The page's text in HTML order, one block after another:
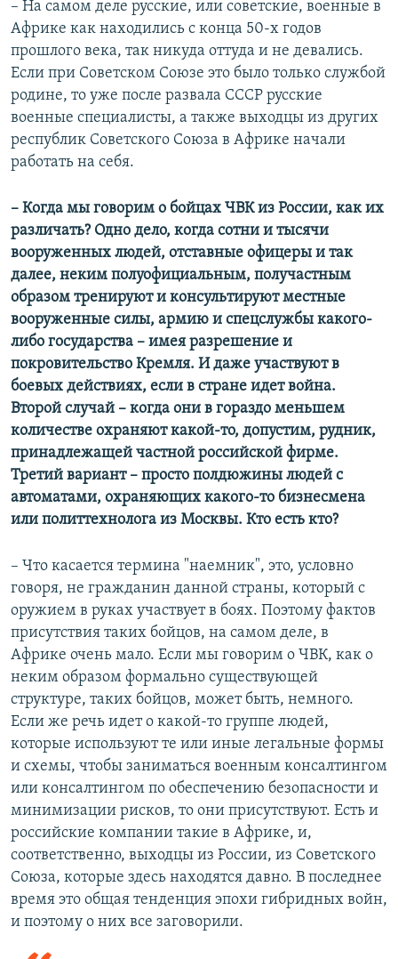
– На самом деле русские, или советские, военные в
Африке как находились с конца 50-х годов
прошлого века, так никуда оттуда и не девались.
Если при Советском Союзе это было только службой
родине, то уже после развала СССР русские
военные специалисты, а также выходцы из других
республик Советского Союза в Африке начали
работать на себя.
– Когда мы говорим о бойцах ЧВК из России, как их
различать? Одно дело, когда сотни и тысячи
вооруженных людей, отставные офицеры и так
далее, неким полуофициальным, получастным
образом тренируют и консультируют местные
вооруженные силы, армию и спецслужбы какого-
либо государства – имея разрешение и
покровительство Кремля. И даже участвуют в
боевых действиях, если в стране идет война.
Второй случай – когда они в гораздо меньшем
количестве охраняют какой-то, допустим, рудник,
принадлежащей частной российской фирме.
Третий вариант – просто полдюжины людей с
автоматами, охраняющих какого-то бизнесмена
или политтехнолога из Москвы. Кто есть кто?
– Что касается термина "наемник", это, условно
говоря, не гражданин данной страны, который с
оружием в руках участвует в боях. Поэтому фактов
присутствия таких бойцов, на самом деле, в
Африке очень мало. Если мы говорим о ЧВК, как о
неким образом формально существующей
структуре, таких бойцов, может быть, немного.
Если же речь идет о какой-то группе людей,
которые используют те или иные легальные формы
и схемы, чтобы заниматься военным консалтингом
или консалтингом по обеспечению безопасности и
минимизации рисков, то они присутствуют. Есть и
российские компании такие в Африке, и,
соответственно, выходцы из России, из Советского
Союза, которые здесь находятся давно. В последнее
время это общая тенденция эпохи гибридных войн,
и поэтому о них все заговорили.